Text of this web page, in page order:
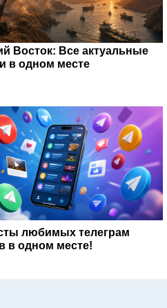
Восток: Все актуальные
в одном месте
любимых телеграм
в одном месте!